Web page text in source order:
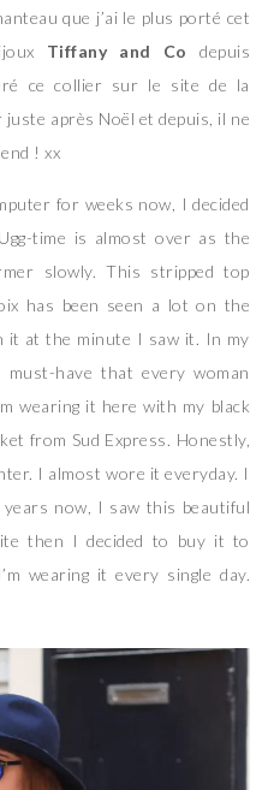
que j’ai le plus porté cet
Tiffany and Co
depuis
ce collier sur le site de la
juste après Noël et depuis, il ne
! xx
for weeks now, I decided
time is almost over as the
slowly. This stripped top
has been seen a lot on the
it at the minute I saw it. In my
have that every woman
wearing it here with my black
from Sud Express. Honestly,
I almost wore it everyday. I
now, I saw this beautiful
then I decided to buy it to
wearing it every single day.